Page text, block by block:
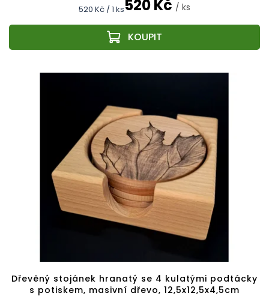
520 Kč / ks
Měrná
520 Kč / 1 ks
Dřevěný stojánek hranatý se 4 kulatými podtácky
s potiskem, masivní dřevo, 12,5x12,5x4,5cm